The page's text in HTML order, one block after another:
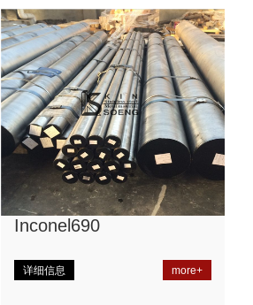
Inconel690
详细信息 more+